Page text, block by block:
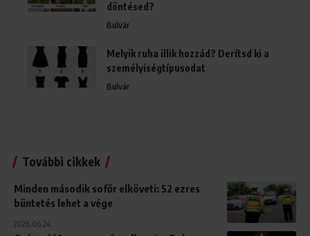
döntésed?
Bulvár
Melyik ruha illik hozzád? Derítsd ki a
személyiségtípusodat
Bulvár
További cikkek
Minden második sofőr elköveti: 52 ezres
büntetés lehet a vége
2026.06.24.